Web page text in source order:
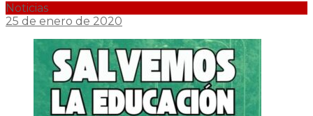
Noticias
25 de enero de 2020